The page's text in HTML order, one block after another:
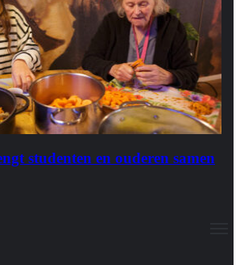
studenten en ouderen samen